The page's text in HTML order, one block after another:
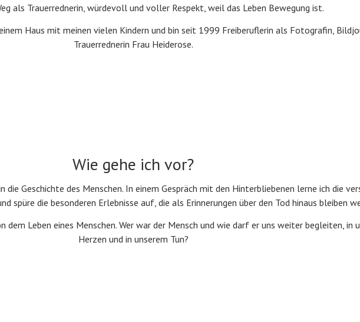
als Trauerrednerin, würdevoll und voller Respekt, weil das Leben Bewegung ist.
Haus mit meinen vielen Kindern und bin seit 1999 Freiberuflerin als Fotografin,
Trauerrednerin Frau Heiderose.
Wie gehe ich vor?
die Geschichte des Menschen. In einem Gespräch mit den Hinterbliebenen lerne ich die
spüre die besonderen Erlebnisse auf, die als Erinnerungen über den Tod hinaus bleiben
dem Leben eines Menschen. Wer war der Mensch und wie darf er uns weiter begleiten, in
Herzen und in unserem Tun?